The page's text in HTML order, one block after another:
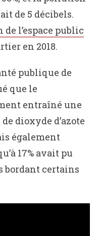
de 5 décibels.
l’espace public
en 2018.
publique de
que le
entraîné une
dioxyde d’azote
également
17% avait pu
bordant certains